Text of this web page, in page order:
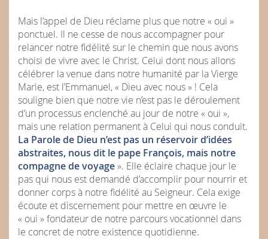
Mais l’appel de Dieu réclame plus que notre « oui »
ponctuel. Il ne cesse de nous accompagner pour
relancer notre fidélité sur le chemin que nous avons
choisi de vivre avec le Christ. Celui dont nous allons
célébrer la venue dans notre humanité par la Vierge
Marie, est l’Emmanuel, « Dieu avec nous » ! Cela
souligne bien que notre vie n’est pas le déroulement
d’un processus enclenché au jour de notre « oui »,
mais une relation permanent à Celui qui nous conduit.
La Parole de Dieu n’est pas un réservoir d’idées
abstraites, nous dit le pape François, mais notre
compagne de voyage». Elle éclaire chaque jour le
pas qui nous est demandé d’accomplir pour nourrir et
donner corps à notre fidélité au Seigneur. Cela exige
écoute et discernement pour mettre en œuvre le
« oui » fondateur de notre parcours vocationnel dans
le concret de notre existence quotidienne.